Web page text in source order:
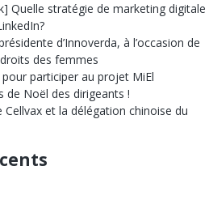
Quelle stratégie de marketing digitale
d’Innoverda, à l’occasion de
des femmes
participer au projet MiEl
de Noël des dirigeants !
et la délégation chinoise du